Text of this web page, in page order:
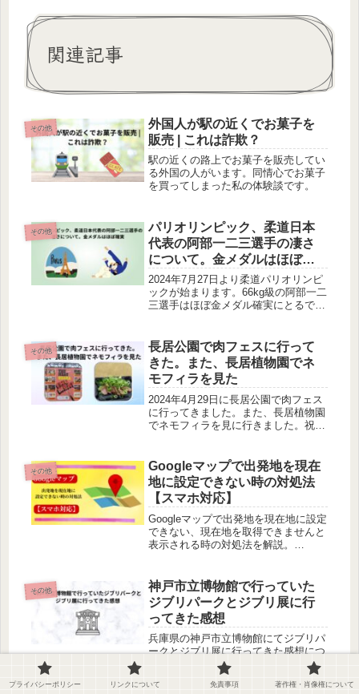
関連記事
その他
外国人が駅の近くでお菓子を
販売 | これは詐欺？
駅の近くの路上でお菓子を販売してい
る外国の人がいます。同情心でお菓子
を買ってしまった私の体験談です。
その他
パリオリンピック、柔道日本
代表の阿部一二三選手の凄さ
について。金メダルはほぼ確
実
2024年7月27日より柔道パリオリンピ
ックが始まります。66kg級の阿部一二
三選手はほぼ金メダル確実にとるでし
その他
長居公園で肉フェスに行って
きた。また、長居植物園でネ
モフィラを見た
2024年4月29日に長居公園で肉フェス
に行ってきました。また、長居植物園
でネモフィラを見に行きました。祝日
然にも触れるし都会から離れてゆった
り過ごすには最適な場所です。
その他
Googleマップで出発地を現在
地に設定できない時の対処法
【スマホ対応】
Googleマップで出発地を現在地に設定
できない、現在地を取得できませんと
表示される時の対処法を解説。
その他
神戸市立博物館で行っていた
ジブリパークとジブリ展に行
ってきた感想
兵庫県の神戸市立博物館にてジブリパ
ークとジブリ展に行ってきた感想につ
いて執筆しています。ジブリ好きな人
は必見です。ネコバスなどとてもかわ
いくて乗ることが出来ました。さつき
プライバシーポリシー リンクについて 免責事項 著作権・肖像権について